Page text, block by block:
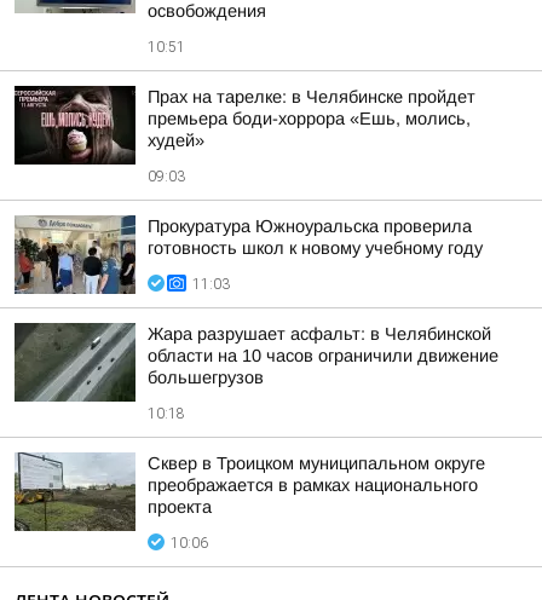
освобождения
10:51
Прах на тарелке: в Челябинске пройдет
премьера боди-хоррора «Ешь, молись,
худей»
09:03
Прокуратура Южноуральска проверила
готовность школ к новому учебному году
11:03
Жара разрушает асфальт: в Челябинской
области на 10 часов ограничили движение
большегрузов
10:18
Сквер в Троицком муниципальном округе
преображается в рамках национального
проекта
10:06